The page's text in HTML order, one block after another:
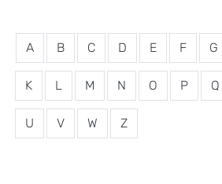
A B C D E F G
K L M N O P Q
U V W Z